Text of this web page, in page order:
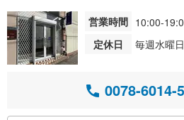
営業時間 10:00-
定休日
毎週水曜
0078-6014-